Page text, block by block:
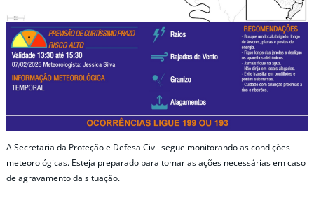
A Secretaria da Proteção e Defesa Civil segue monitorando as condições
meteorológicas. Esteja preparado para tomar as ações necessárias em caso
de agravamento da situação.